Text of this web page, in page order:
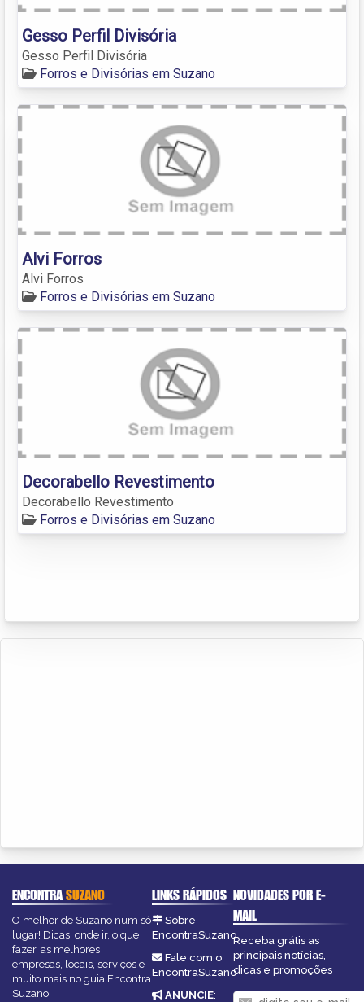
Gesso Perfil Divisória
Gesso Perfil Divisória
Forros e Divisórias em Suzano
Alvi Forros
Alvi Forros
Forros e Divisórias em Suzano
Decorabello Revestimento
Decorabello Revestimento
Forros e Divisórias em Suzano
ENCONTRASUZANO
O melhor de Suzano num só
lugar! Dicas, onde ir, o que
fazer, as melhores
empresas, locais, serviços e
muito mais no guia Encontra
Suzano.
LINKS RÁPIDOS
Sobre
EncontraSuzano
Fale com o
EncontraSuzano
ANUNCIE:
NOVIDADES POR E-
MAIL
Receba grátis as
principais notícias,
dicas e promoções